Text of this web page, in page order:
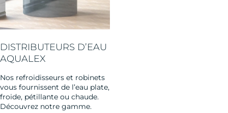
DISTRIBUTEURS D’EAU
AQUALEX
Nos refroidisseurs et robinets
vous fournissent de l’eau plate,
froide, pétillante ou chaude.
Découvrez notre gamme.